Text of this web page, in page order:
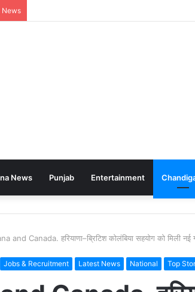
News
News Punjab Entertainment
and Canada. हरियाणा–ब्रिटिश कोलंबिया सहयोग को मिली नई
Jobs & Recruitment Latest News National Top